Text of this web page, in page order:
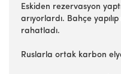
Eskiden rezervasyon
arıyorlardı. Bahçe
rahatladı.
Ruslarla ortak karbon